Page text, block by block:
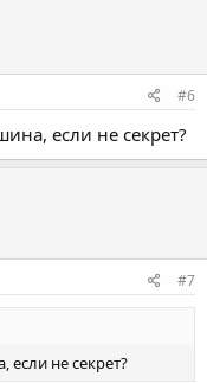
#6
если не секрет?
#7
если не секрет?